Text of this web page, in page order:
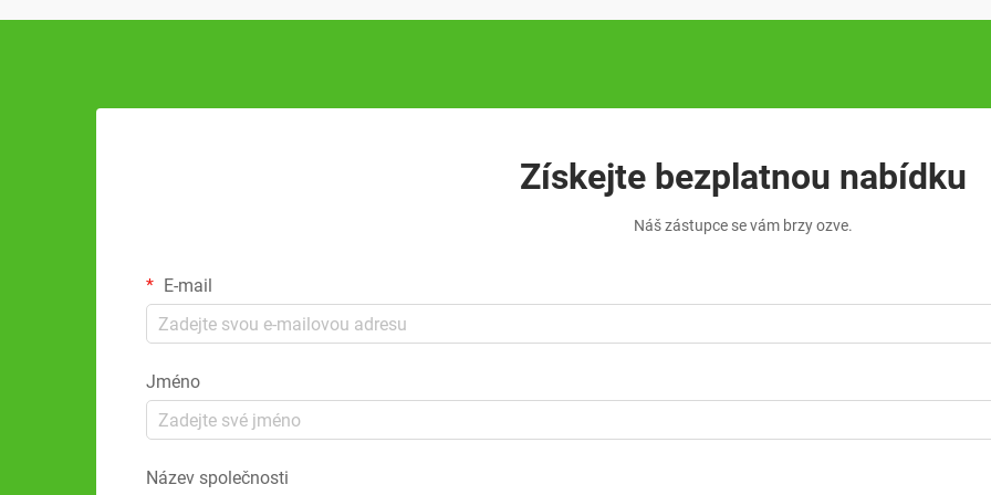
Získejte bezplatnou nabídku
Náš zástupce se vám brzy ozve.
E-mail
Jméno
Název společnosti